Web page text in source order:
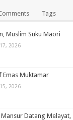
Tags
Muslim Suku Maori
2026
Emas Muktamar
2026
Mansur Datang